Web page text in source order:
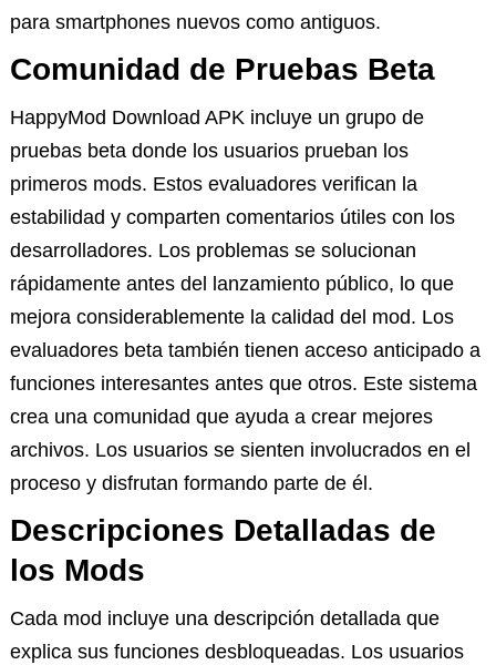
para smartphones nuevos como antiguos.
Comunidad de Pruebas Beta
HappyMod Download APK incluye un grupo de
pruebas beta donde los usuarios prueban los
primeros mods. Estos evaluadores verifican la
estabilidad y comparten comentarios útiles con los
desarrolladores. Los problemas se solucionan
rápidamente antes del lanzamiento público, lo que
mejora considerablemente la calidad del mod. Los
evaluadores beta también tienen acceso anticipado a
funciones interesantes antes que otros. Este sistema
crea una comunidad que ayuda a crear mejores
archivos. Los usuarios se sienten involucrados en el
proceso y disfrutan formando parte de él.
Descripciones Detalladas de
los Mods
Cada mod incluye una descripción detallada que
explica sus funciones desbloqueadas. Los usuarios